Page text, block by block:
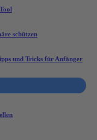
schützen
und Tricks für Anfänger